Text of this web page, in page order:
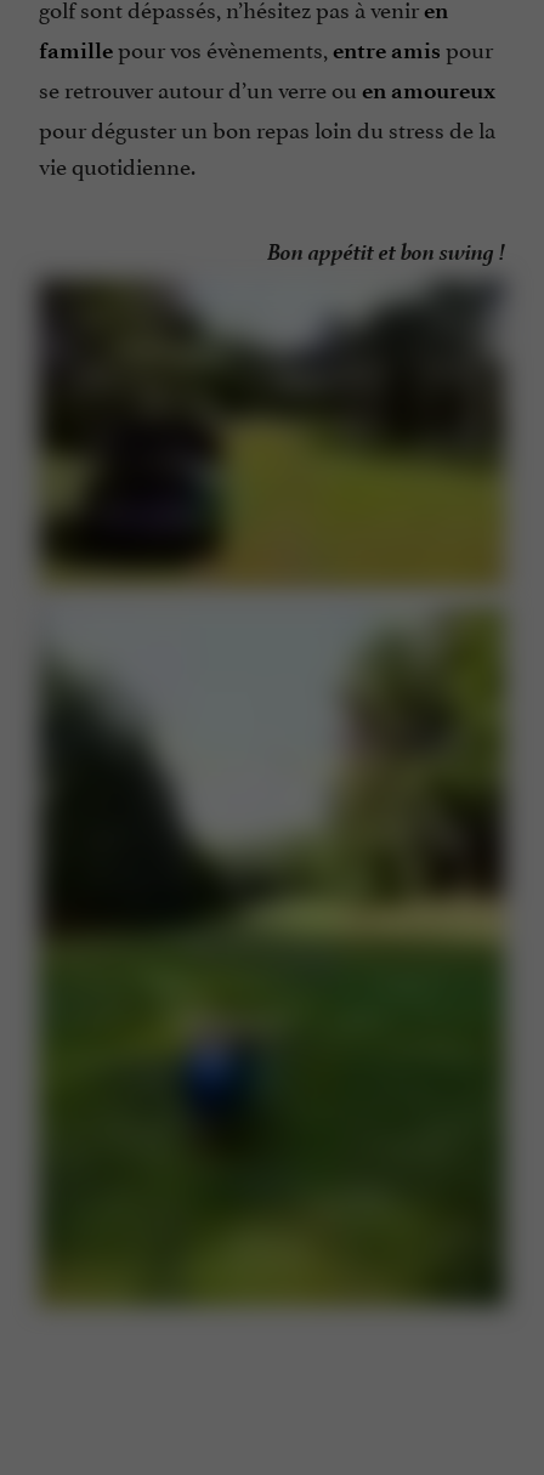
golf sont dépassés, n’hésitez pas à veniren
famillepour vos évènements, entre amis pour
se retrouver autour d’un verre ou en amoureux
pour déguster un bon repas loin du stress de la
vie quotidienne.
Bon appétit et bon swing !